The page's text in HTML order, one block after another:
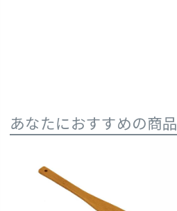
あなたにおすすめの商品